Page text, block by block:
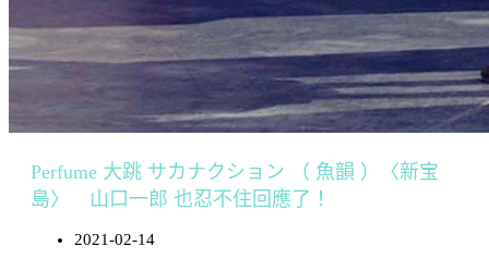
Perfume 大跳 サカナクション （ 魚韻 ）〈新宝
島〉 山口一郎 也忍不住回應了！
2021-02-14